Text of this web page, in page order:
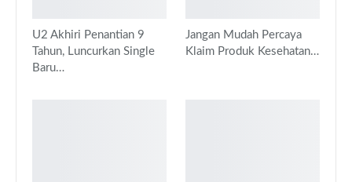
U2 Akhiri Penantian 9
Tahun, Luncurkan Single
Baru…
Jangan Mudah Percaya
Klaim Produk Kesehatan…